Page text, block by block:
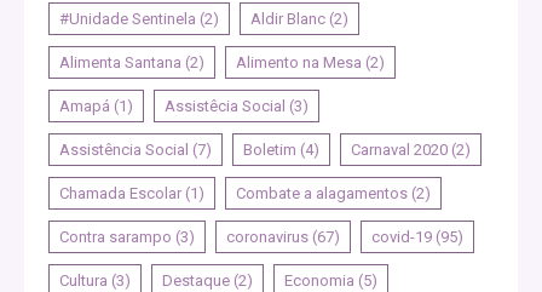
#Unidade Sentinela (2) Aldir Blanc (2)
Alimenta Santana (2) Alimento na Mesa (2)
Amapá (1) Assistêcia Social (3)
Assistência Social (7) Boletim (4) Carnaval 2020 (2)
Chamada Escolar (1) Combate a alagamentos (2)
Contra sarampo (3) coronavirus (67) covid-19 (95)
Cultura (3) Destaque (2) Economia (5)